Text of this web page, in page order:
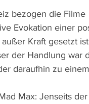
bezogen die Filme
Evokation einer
Kraft gesetzt
der Handlung war
daraufhin zu
Max: Jenseits